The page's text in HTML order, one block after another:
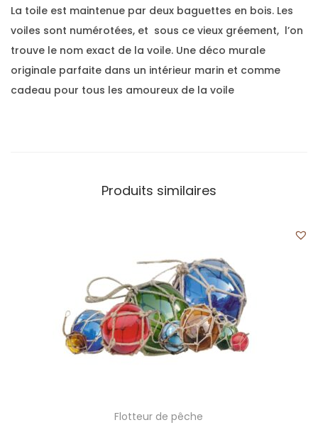
La toile est maintenue par deux baguettes en bois. Les
voiles sont numérotées, et sous ce vieux gréement, l’on
trouve le nom exact de la voile. Une déco murale
originale parfaite dans un intérieur marin et comme
cadeau pour tous les amoureux de la voile
Produits similaires
Flotteur de pêche